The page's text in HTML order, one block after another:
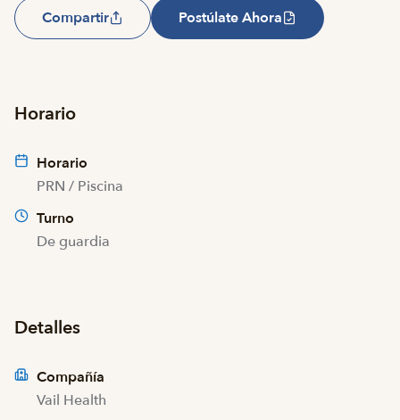
Compartir Postúlate Ahora
Horario
Horario
PRN / Piscina
Turno
De guardia
Detalles
Compañía
Vail Health